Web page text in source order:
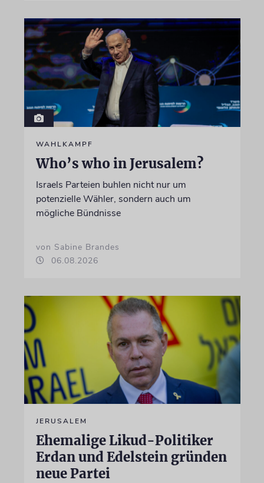
WAHLKAMPF
Who’s who in Jerusalem?
Israels Parteien buhlen nicht nur um
potenzielle Wähler, sondern auch um
mögliche Bündnisse
von Sabine Brandes
06.08.2026
JERUSALEM
Ehemalige Likud-Politiker
Erdan und Edelstein gründen
neue Partei